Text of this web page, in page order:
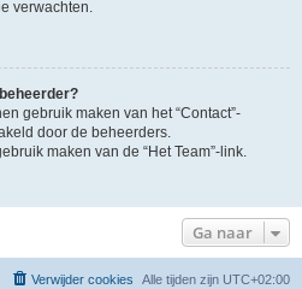
verwachten.
gebruik maken van het “Contact”-
door de beheerders.
maken van de “Het Team”-link.
Ga naar
Alle tijden zijn UTC+02:00
Verwijder cookies